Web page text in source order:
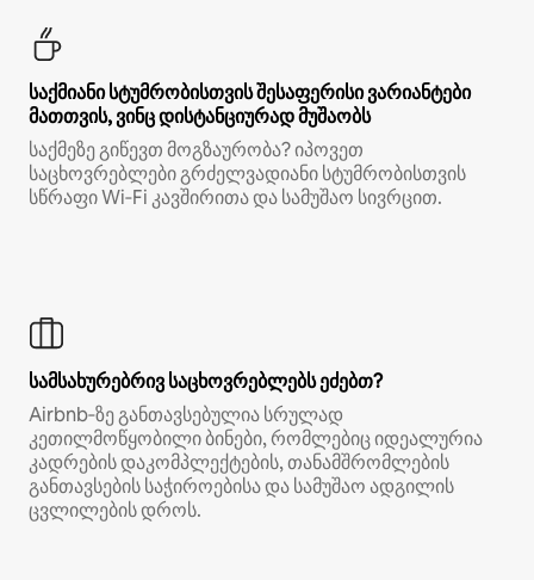
საქმიანი სტუმრობისთვის შესაფერისი ვარიანტები
მათთვის, ვინც დისტანციურად მუშაობს
საქმეზე გიწევთ მოგზაურობა? იპოვეთ
საცხოვრებლები გრძელვადიანი სტუმრობისთვის
სწრაფი Wi‑Fi კავშირითა და სამუშაო სივრცით.
სამსახურებრივ საცხოვრებლებს ეძებთ?
Airbnb‑ზე განთავსებულია სრულად
კეთილმოწყობილი ბინები, რომლებიც იდეალურია
კადრების დაკომპლექტების, თანამშრომლების
განთავსების საჭიროებისა და სამუშაო ადგილის
ცვლილების დროს.